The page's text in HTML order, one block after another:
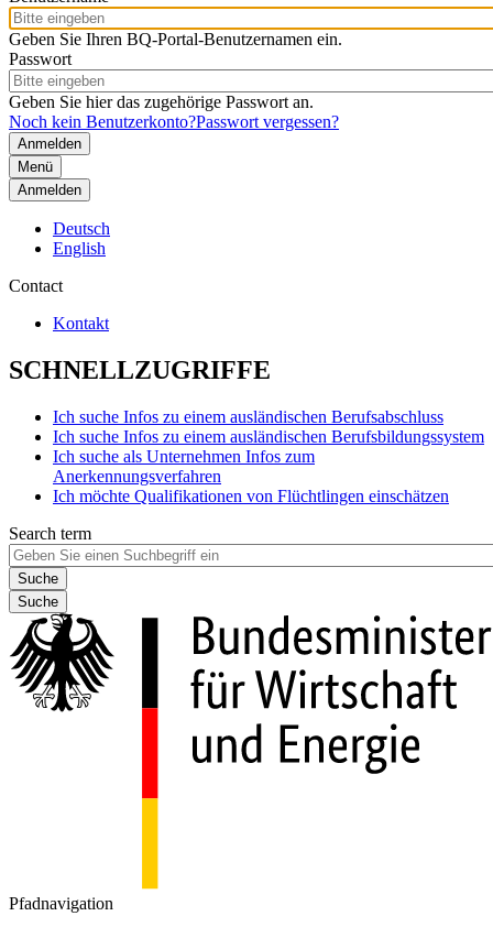
Geben Sie Ihren BQ-Portal-Benutzernamen ein.
Passwort
Geben Sie hier das zugehörige Passwort an.
Noch kein Benutzerkonto?Passwort vergessen?
Menü
Anmelden
Deutsch
English
Contact
Kontakt
SCHNELLZUGRIFFE
Ich suche Infos zu einem ausländischen Berufsabschluss
Ich suche Infos zu einem ausländischen Berufsbildungssystem
Ich suche als Unternehmen Infos zum
Anerkennungsverfahren
Ich möchte Qualifikationen von Flüchtlingen einschätzen
Search term
Suche
Pfadnavigation